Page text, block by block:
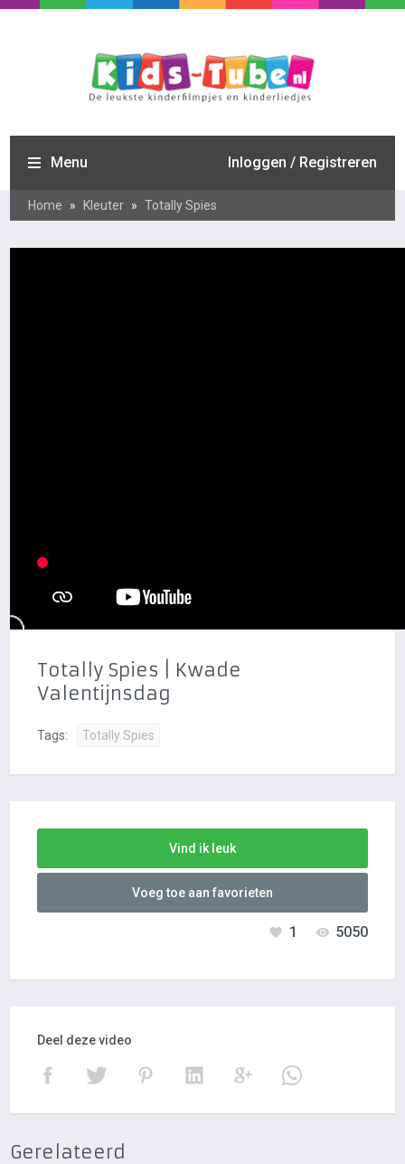
Menu Inloggen / Registreren
Home » Kleuter » Totally Spies
Totally Spies | Kwade
Valentijnsdag
Tags: Totally Spies
Vind ik leuk
Voeg toe aan favorieten
5050
1
Deel deze video
Gerelateerd